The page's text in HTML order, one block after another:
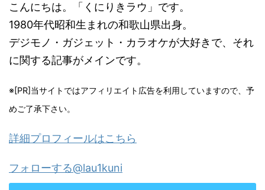
こんにちは。「くにりきラウ」です。
1980年代昭和生まれの和歌山県出身。
デジモノ・ガジェット・カラオケが大好きで、それ
に関する記事がメインです。
※[PR]当サイトではアフィリエイト広告を利用していますので、予
めご了承下さい。
詳細プロフィールはこちら
フォローする@lau1kuni